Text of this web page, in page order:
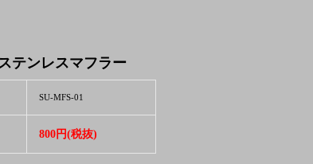
ステンレスマフラー
SU-MFS-01
800円(税抜)